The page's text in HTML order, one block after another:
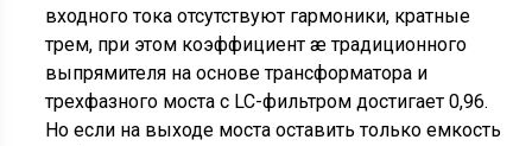
входного тока отсутствуют гармоники, кратные
трем, при этом коэффициент æ традиционного
выпрямителя на основе трансформатора и
трехфазного моста с LC-фильтром достигает 0,96.
Но если на выходе моста оставить только емкость